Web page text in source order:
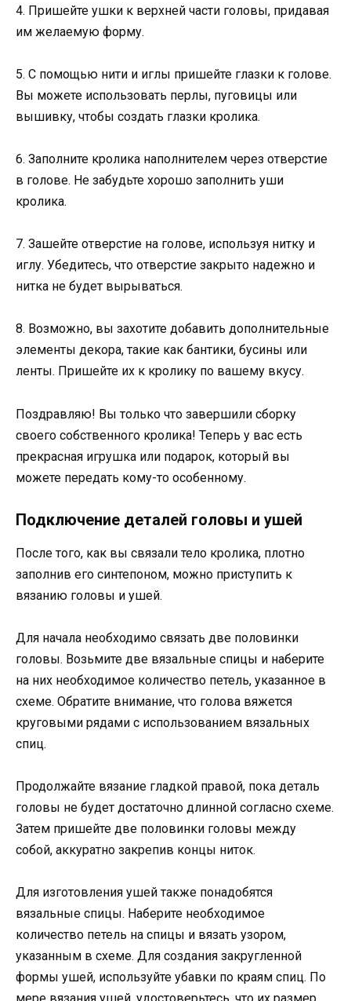
4. Пришейте ушки к верхней части головы, придавая
им желаемую форму.
5. С помощью нити и иглы пришейте глазки к голове.
Вы можете использовать перлы, пуговицы или
вышивку, чтобы создать глазки кролика.
6. Заполните кролика наполнителем через отверстие
в голове. Не забудьте хорошо заполнить уши
кролика.
7. Зашейте отверстие на голове, используя нитку и
иглу. Убедитесь, что отверстие закрыто надежно и
нитка не будет вырываться.
8. Возможно, вы захотите добавить дополнительные
элементы декора, такие как бантики, бусины или
ленты. Пришейте их к кролику по вашему вкусу.
Поздравляю! Вы только что завершили сборку
своего собственного кролика! Теперь у вас есть
прекрасная игрушка или подарок, который вы
можете передать кому-то особенному.
Подключение деталей головы и ушей
После того, как вы связали тело кролика, плотно
заполнив его синтепоном, можно приступить к
вязанию головы и ушей.
Для начала необходимо связать две половинки
головы. Возьмите две вязальные спицы и наберите
на них необходимое количество петель, указанное в
схеме. Обратите внимание, что голова вяжется
круговыми рядами с использованием вязальных
спиц.
Продолжайте вязание гладкой правой, пока деталь
головы не будет достаточно длинной согласно схеме.
Затем пришейте две половинки головы между
собой, аккуратно закрепив концы ниток.
Для изготовления ушей также понадобятся
вязальные спицы. Наберите необходимое
количество петель на спицы и вязать узором,
указанным в схеме. Для создания закругленной
формы ушей, используйте убавки по краям спиц. По